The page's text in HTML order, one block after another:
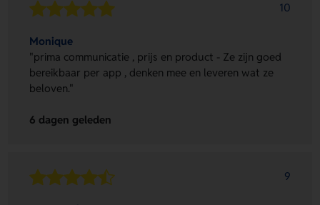
10
Monique
"prima communicatie , prijs en product - Ze zijn goed
bereikbaar per app , denken mee en leveren wat ze
beloven."
6 dagen geleden
9